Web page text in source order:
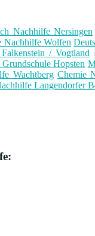
Nachhilfe Nersingen
Nachhilfe Wolfen
/ Vogtland
Hopsten
Wachtberg Chemie
Langendorfer